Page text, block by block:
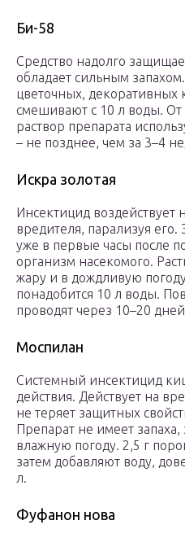
Би-58
Средство надолго
обладает сильным
цветочных, декоративных
смешивают с 10 л воды. От
раствор препарата
– не позднее, чем за 3–4
Искра золотая
Инсектицид воздействует
вредителя, парализуя его.
уже в первые часы после
организм насекомого.
жару и в дождливую
понадобится 10 л воды.
проводят через 10–20
Моспилан
Системный инсектицид
действия. Действует на
не теряет защитных
Препарат не имеет
влажную погоду. 2,5 г
затем добавляют воду,
л.
Фуфанон нова